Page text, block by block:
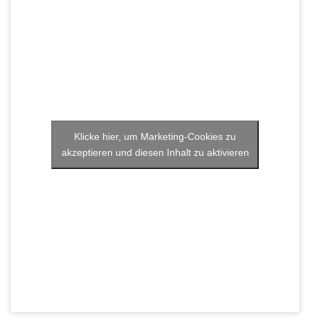
Klicke hier, um Marketing-Cookies zu
akzeptieren und diesen Inhalt zu aktivieren